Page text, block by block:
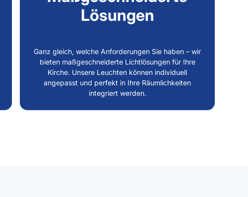
Lösungen
Ganz gleich, welche Anforderungen Sie haben – wir
bieten maßgeschneiderte Lichtlösungen für Ihre
Kirche. Unsere Leuchten können individuell
angepasst und perfekt in Ihre Räumlichkeiten
integriert werden.